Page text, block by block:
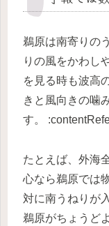
鵜原は南寄りの
りの風をかわし
を見る時も波高
きと風向きの噛
す。
たとえば、外海
心なら鵜原では
対に南うねりが
鵜原がちょうど